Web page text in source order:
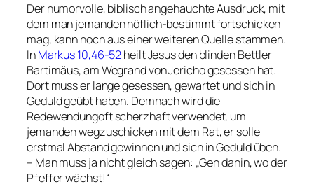
Der humorvolle, biblisch angehauchte Ausdruck, mit
dem man jemanden höflich-bestimmt fortschicken
mag, kann noch aus einer weiteren Quelle stammen.
InMarkus 10,46-52heilt Jesus den blinden Bettler
Bartimäus, am Wegrand von Jericho gesessen hat.
Dort muss er lange gesessen, gewartet und sich in
Geduld geübt haben. Demnach wird die
Redewendungoft scherzhaft verwendet, um
jemanden wegzuschicken mit dem Rat, er solle
erstmal Abstand gewinnen und sich in Geduld üben.
– Man muss ja nicht gleich sagen: „Geh dahin, wo der
Pfeffer wächst!“